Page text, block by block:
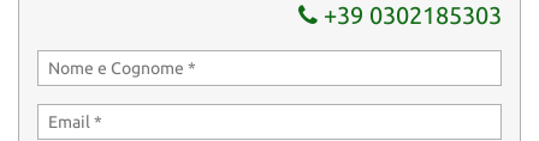
+39 0302185303